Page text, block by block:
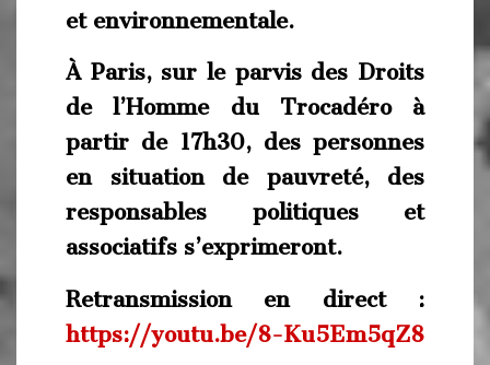
et environnementale.
À Paris, sur le parvis des Droits
de l’Homme du Trocadéro à
partir de 17h30, des personnes
en situation de pauvreté, des
responsables politiques et
associatifs s’exprimeront.
Retransmission en direct :
https://youtu.be/8-Ku5Em5qZ8